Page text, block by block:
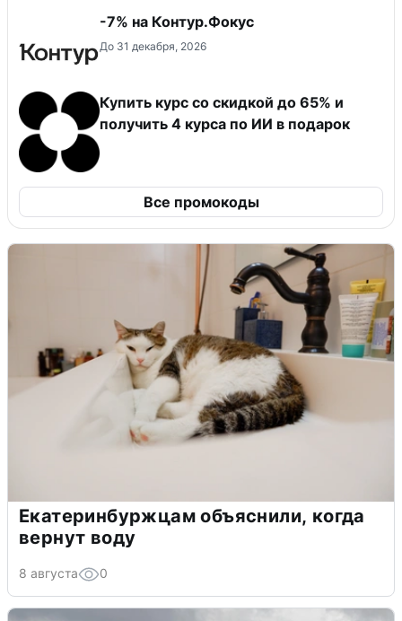
-7% на Контур.Фокус
До 31 декабря, 2026
Купить курс со скидкой до 65% и
получить 4 курса по ИИ в подарок
Все промокоды
Екатеринбуржцам объяснили, когда
вернут воду
8 августа 0